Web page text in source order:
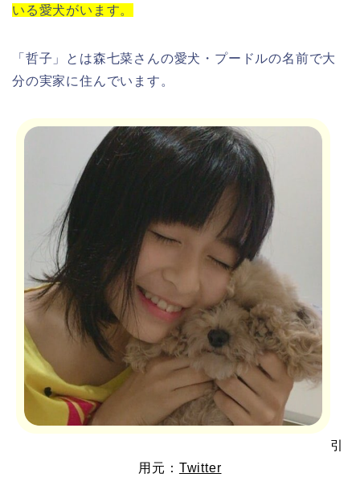
いる愛犬がいます。
「 哲子 」とは森七菜さんの愛犬・プードルの名前で大
分の実家に住んでいます。
引
用元： Twitter